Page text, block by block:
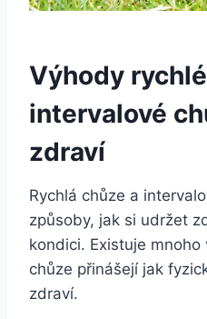
Výhody
intervalové
zdraví
Rychlá chůze a
způsoby, jak si udržet
kondici. Existuje
chůze přinášejí jak
zdraví.